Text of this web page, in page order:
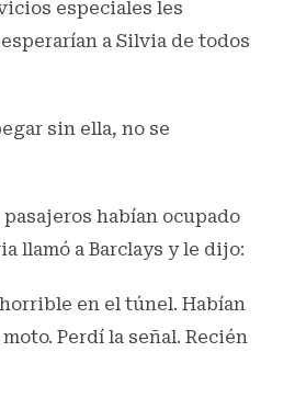
especiales les
a Silvia de todos
sin ella, no se
habían ocupado
llamó a Barclays y le dijo:
en el túnel. Habían
Perdí la señal. Recién